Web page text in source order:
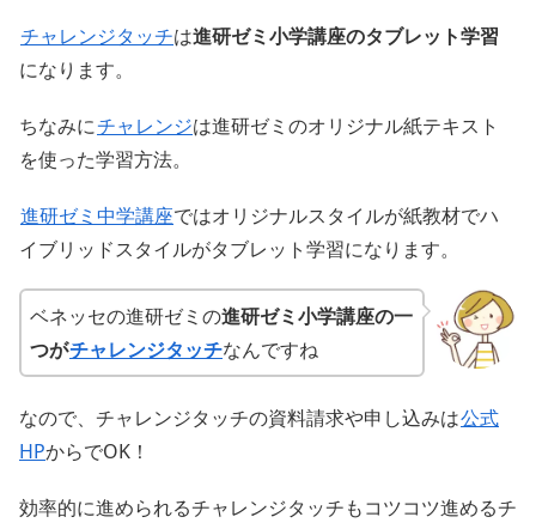
チャレンジタッチは進研ゼミ小学講座のタブレット学習
になります。
ちなみにチャレンジは進研ゼミのオリジナル紙テキスト
を使った学習方法。
進研ゼミ中学講座ではオリジナルスタイルが紙教材でハ
イブリッドスタイルがタブレット学習になります。
ベネッセの進研ゼミの進研ゼミ小学講座の一
つがチャレンジタッチなんですね
なので、チャレンジタッチの資料請求や申し込みは公式
HPからでOK！
効率的に進められるチャレンジタッチもコツコツ進めるチ